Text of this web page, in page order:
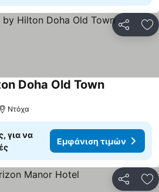
Doha Old Town
Ντόχα
για να
Εμφάνιση τιμών